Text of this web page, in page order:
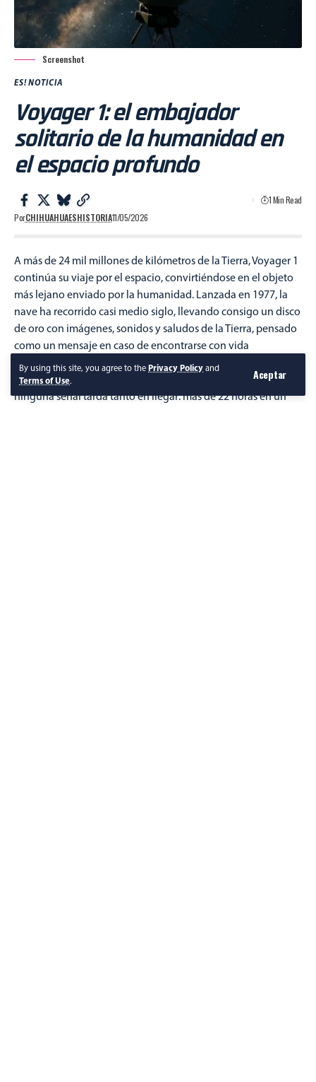
By using this site, you agree to the Privacy Policy and
Terms of Use. Aceptar
Screenshot
ES! NOTICIA
Voyager 1: el embajador
solitario de la humanidad en
el espacio profundo
PorCHIHUAHUAESHISTORIA11/05/2026
1 Min Read
A más de 24 mil millones de kilómetros de la Tierra, Voyager 1
continúa su viaje por el espacio, convirtiéndose en el objeto
más lejano enviado por la humanidad. Lanzada en 1977, la
nave ha recorrido casi medio siglo, llevando consigo un disco
de oro con imágenes, sonidos y saludos de la Tierra, pensado
como un mensaje en caso de encontrarse con vida
inteligente.
Hasta ahora, ninguna otra nave ha viajado más lejos, y
ninguna señal tarda tanto en llegar: más de 22 horas en un